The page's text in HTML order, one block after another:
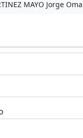
MAYO Jorge